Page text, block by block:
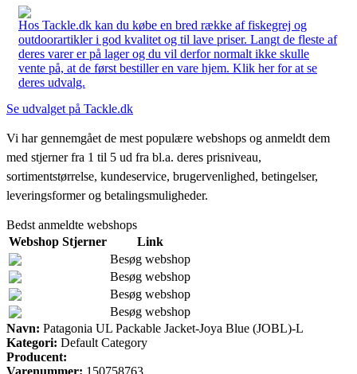
Hos Tackle.dk kan du købe en bred række af fiskegrej og
outdoorartikler i god kvalitet og til lave priser. Langt de fleste af
deres varer er på lager og du vil derfor normalt ikke skulle
vente på, at de først bestiller en vare hjem. Klik her for at se
deres udvalg.
Se udvalget på Tackle.dk
Vi har gennemgået de mest populære webshops og anmeldt dem
med stjerner fra 1 til 5 ud fra bl.a. deres prisniveau,
sortimentstørrelse, kundeservice, brugervenlighed, betingelser,
leveringsformer og betalingsmuligheder.
Bedst anmeldte webshops
Webshop Stjerner
Link
Besøg webshop
Besøg webshop
Besøg webshop
Besøg webshop
Navn: Patagonia UL Packable Jacket-Joya Blue (JOBL)-L
Kategori: Default Category
Producent:
Varenummer: 150758763